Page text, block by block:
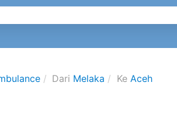
Dari Melaka Ke Aceh